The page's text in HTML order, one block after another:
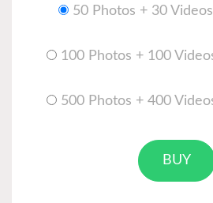
50 Photos + 30
100 Photos + 100
500 Photos + 400
BUY